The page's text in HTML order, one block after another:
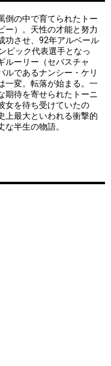
の中で育てられたトー
ー）。天性の才能と努力
功させ、92年アルベール
ピック代表選手となっ
ルーリー（セバスチャ
ルであるナンシー・ケリ
一変。転落が始まる。一
期待を寄せられたトーニ
女を待ち受けていたの
上最大といわれる衝撃的
半生の物語。